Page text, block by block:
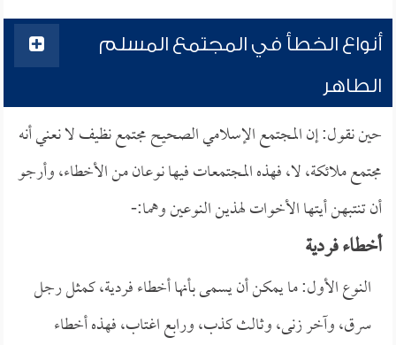
أنواع الخطأ في المجتمع المسلم
الطاهر
حين نقول: إن المجتمع الإسلامي الصحيح مجتمع نظيف لا نعني أنه
مجتمع ملائكة، لا، فهذه المجتمعات فيها نوعان من الأخطاء، وأرجو
أن تنتبهن أيتها الأخوات لهذين النوعين وهما:-
أخطاء فردية
النوع الأول: ما يمكن أن يسمى بأنها أخطاء فردية، كمثل رجل
سرق، وآخر زنى، وثالث كذب، ورابع اغتاب، فهذه أخطاء